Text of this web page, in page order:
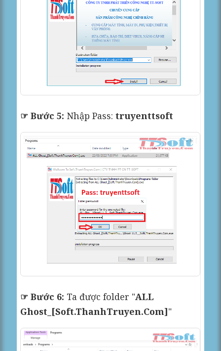
☞ Bước 5: Nhập Pass:truyenttsoft
☞ Bước 6: Ta được folder "ALL
Ghost_[Soft.ThanhTruyen.Com]"